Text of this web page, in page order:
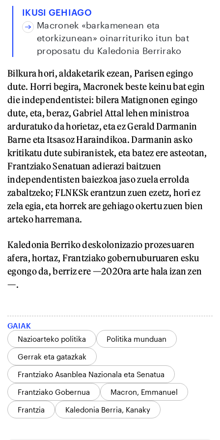
IKUSI GEHIAGO
Macronek «barkamenean eta
etorkizunean» oinarrituriko itun bat
proposatu du Kaledonia Berrirako
Bilkura hori, aldaketarik ezean, Parisen egingo
dute. Horri begira, Macronek beste keinu bat egin
die independentistei: bilera Matignonen egingo
dute, eta, beraz, Gabriel Attal lehen ministroa
arduratuko da horietaz, eta ez Gerald Darmanin
Barne eta Itsasoz Haraindikoa. Darmanin asko
kritikatu dute subiranistek, eta batez ere asteotan,
Frantziako Senatuan adierazi baitzuen
independentisten baiezkoa jaso zuela errolda
zabaltzeko; FLNKSk erantzun zuen ezetz, hori ez
zela egia, eta horrek are gehiago okertu zuen bien
arteko harremana.
Kaledonia Berriko deskolonizazio prozesuaren
afera, hortaz, Frantziako gobernuburuaren esku
egongo da, berriz ere —2020ra arte hala izan zen
—.
GAIAK
Nazioarteko politika
Politika munduan
Gerrak eta gatazkak
Frantziako Asanblea Nazionala eta Senatua
Frantziako Gobernua
Macron, Emmanuel
Frantzia
Kaledonia Berria, Kanaky